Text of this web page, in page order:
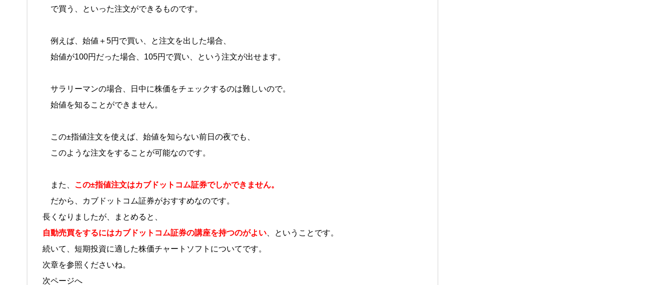
で買う、といった注文ができるものです。
例えば、始値＋5円で買い、と注文を出した場合、
始値が100円だった場合、105円で買い、という注文が出せます。
サラリーマンの場合、日中に株価をチェックするのは難しいので。
始値を知ることができません。
この±指値注文を使えば、始値を知らない前日の夜でも、
このような注文をすることが可能なのです。
また、 この±指値注文はカブドットコム証券でしかできません。
だから、カブドットコム証券がおすすめなのです。
長くなりましたが、まとめると、
自動売買をするにはカブドットコム証券の講座を持つのがよい 、ということです。
続いて、短期投資に適した株価チャートソフトについてです。
次章を参照くださいね。
次ページへ